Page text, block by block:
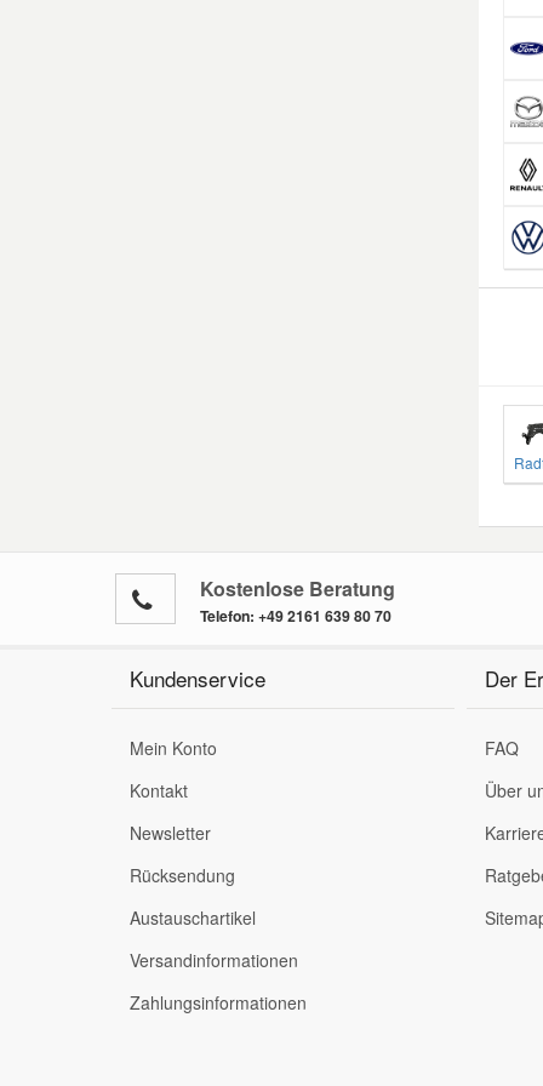
Kostenlose Beratung
Telefon: +49 2161 639 80 70
Kundenservice
Mein Konto
Kontakt
Newsletter
Rücksendung
Austauschartikel
Versandinformationen
Zahlungsinformationen
Der
FAQ
Über
Smart Ersatzteile
Suzuki Ersatzteile
Toyota Ersatzteile
Volvo Ersatzteile